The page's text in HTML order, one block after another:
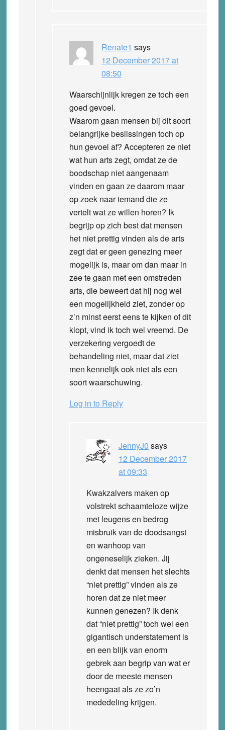
Renate1 says
12 December 2017 at
08:50
Waarschijnlijk kregen ze toch een
goed gevoel.
Waarom gaan mensen bij dit soort
belangrijke beslissingen toch op
hun gevoel af? Accepteren ze niet
wat hun arts zegt, omdat ze de
boodschap niet aangenaam
vinden en gaan ze daarom maar
op zoek naar iemand die ze
vertelt wat ze willen horen? Ik
begrijp op zich best dat mensen
het niet prettig vinden als de arts
zegt dat er geen genezing meer
mogelijk is, maar om dan maar in
zee te gaan met een omstreden
arts, die beweert dat hij nog wel
een mogelijkheid ziet, zonder op
z’n minst eerst eens te kijken of dit
klopt, vind ik toch wel vreemd. De
verzekering vergoedt de
behandeling niet, maar dat ziet
men kennelijk ook niet als een
soort waarschuwing.
Log in to Reply
JennyJ0 says
12 December 2017
at 09:33
Kwakzalvers maken op
volstrekt schaamteloze wijze
met leugens en bedrog
misbruik van de doodsangst
en wanhoop van
ongeneselijk zieken. Jij
denkt dat mensen het slechts
“niet prettig” vinden als ze
horen dat ze niet meer
kunnen genezen? Ik denk
dat “niet prettig” toch wel een
gigantisch understatement is
en een blijk van enorm
gebrek aan begrip van wat er
door de meeste mensen
heengaat als ze zo’n
mededeling krijgen.